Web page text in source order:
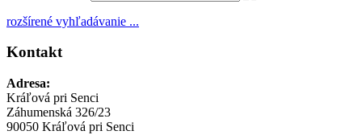
rozšírené vyhľadávanie ...
Kontakt
Adresa:
Kráľová pri Senci
Záhumenská 326/23
90050 Kráľová pri Senci